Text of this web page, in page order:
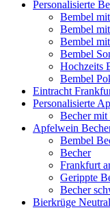
Personalisierte
Bembel
Bembel
Bembel
Bembel
Hochzeits
Bembel
Eintracht
Personalisierte
Becher mit
Apfelwein
Bembel
Becher
Frankfurt
Gerippte
Becher
Bierkrüge Neutral